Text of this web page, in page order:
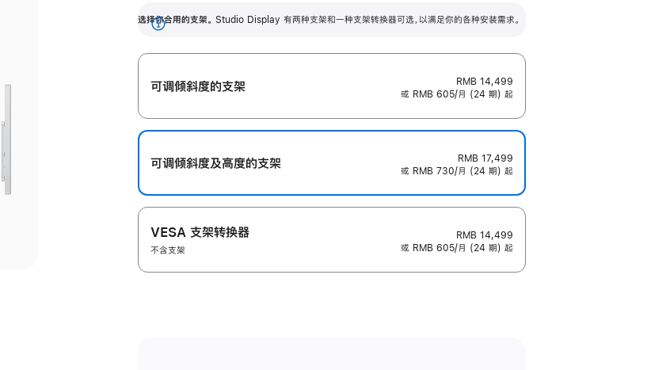
调节范围。
毫米的高度调节范围。
选择你合用的支架。 Studio Display 有两种支架和一种支架转换器可选，以满足你的各种安装需求。
展
开
可调倾斜度的支架
RMB 14,499
或 RMB 605/月 (24 期) 起
可调倾斜度及高‍度的支‍架
RMB 17,499
或 RMB 730/月 (24 期) 起
VESA 支架转换器
不含支架
RMB 14,499
或 RMB 605/月 (24 期) 起